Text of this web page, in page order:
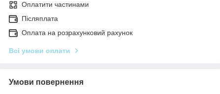
Оплатити частинами
Післяплата
Оплата на розрахунковий рахунок
Всі умови оплати
Умови повернення